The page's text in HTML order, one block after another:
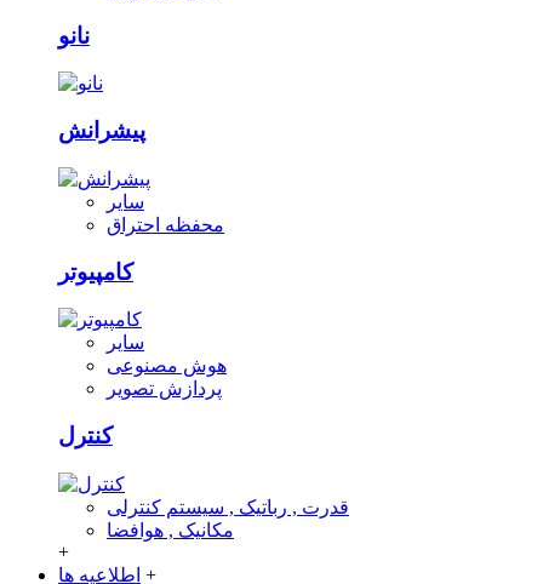
نانو
پیشرانش
سایر
محفظه احتراق
کامپیوتر
سایر
هوش مصنوعی
پردازش تصویر
کنترل
قدرت , رباتیک , سیستم کنترلی
مکانیک , هوافضا
+
اطلاعیه ها +